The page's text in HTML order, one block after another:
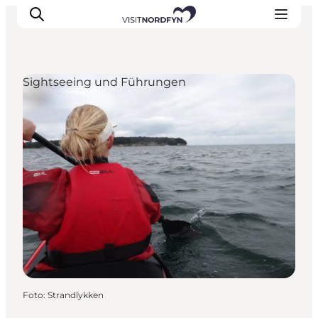
Erleben
Eventkalender
Essen und Trinken
Unterkünfte
Erlebnisbuchung
Für Kinder
Sightseeing und Führungen
Foto: Strandlykken